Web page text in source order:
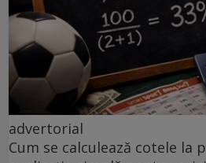
advertorial
Cum se calculează cotele la